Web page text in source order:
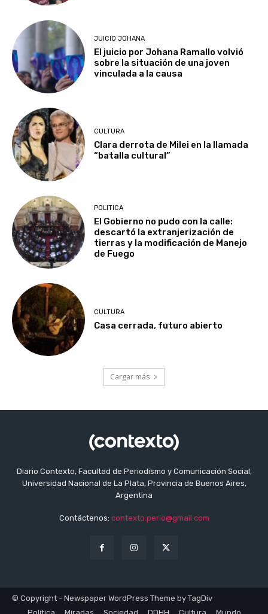
JUICIO JOHANA
El juicio por Johana Ramallo volvió
sobre la situación de una joven
vinculada a la causa
CULTURA
Clara derrota de Milei en la llamada
“batalla cultural”
POLITICA
El Gobierno no pudo con la calle:
descartó la extranjerización de
tierras y la modificación de Manejo
de Fuego
CULTURA
Casa cerrada, futuro abierto
Cargar más
Diario Contexto, Facultad de Periodismo y Comunicación Social,
Universidad Nacional de La Plata, Provincia de Buenos Aires,
Argentina
Contáctenos: contexto.perio@gmail.com
© Copyright - Newspaper WordPress Theme by TagDiv